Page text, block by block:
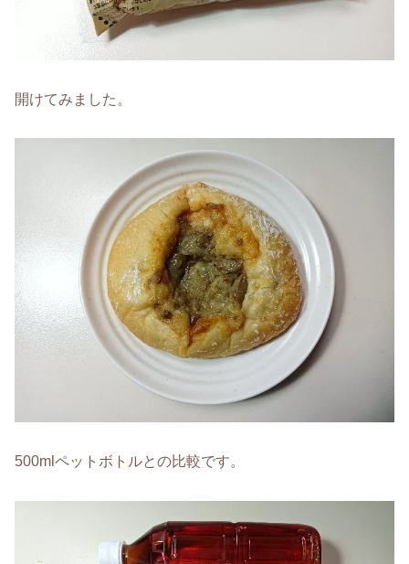
開けてみました。
500mlペットボトルとの比較です。